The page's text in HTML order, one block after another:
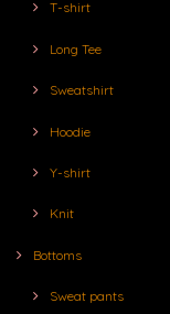
T-shirt
Long Tee
Sweatshirt
Hoodie
Y-shirt
Knit
Bottoms
Sweat pants